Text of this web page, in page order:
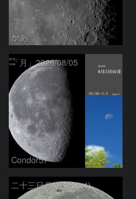
かあ
「月」2026/08/05
Condor57
二十三日月(月齢21.4)